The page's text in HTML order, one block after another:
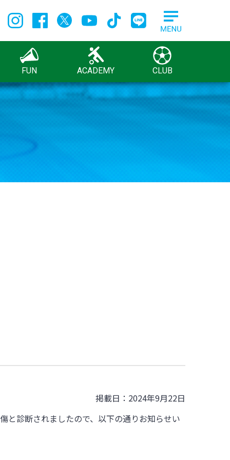
FUN ACADEMY CLUB
掲載日：2024年9月22日
と診断されましたので、以下の通りお知らせい